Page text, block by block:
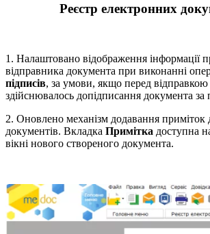
Реєстр електронних
1. Налаштовано відображення інформації
відправника документа при виконанні
підписів, за умови, якщо перед відправкою
здійснювалось допідписання документа
2. Оновлено механізм додавання
документів. Вкладка Примітка доступна
вікні нового створеного документа.